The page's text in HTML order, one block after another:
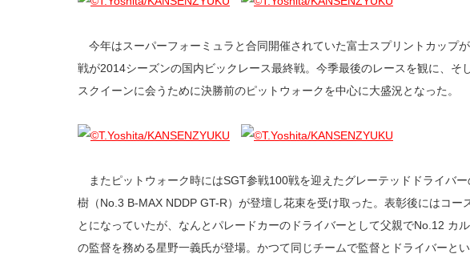
今年はスーパーフォーミュラと合同開催されていた富士スプリントカップ
戦が2014シーズンの国内ビックレース最終戦。今季最後のレースを観に、そ
スクイーンに会うために決勝前のピットウォークを中心に大盛況となった。
またピットウォーク時にはSGT参戦100戦を迎えたグレーテッドドライバ
樹（No.3 B-MAX NDDP GT-R）が登壇し花束を受け取った。表彰後にはコー
とになっていたが、なんとパレードカーのドライバーとして父親でNo.12 カ
の監督を務める星野一義氏が登場。かつて同じチームで監督とドライバーと